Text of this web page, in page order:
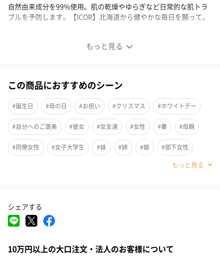
もっと見る
自然由来成分を99%使用。肌の乾燥やゆらぎなど日常的な肌トラ
ブルを予防します。【ICOR】北海道から健やかな毎日を願って。
肌細胞が求める、クリアな湧き水の化粧水。
この商品におすすめのシーン
#誕生日 #母の日 #お祝い #クリスマス #ホワイトデー
#自分へのご褒美 #彼女 #女友達 #女性 #妻 #母親
#同僚女性 #女子大学生 #妹 #姉 #娘 #部下女性
#小学生高学年の女の子
#20代前半
シェアする
10万円以上の大口注文・法人のお客様について